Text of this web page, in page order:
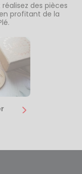
des pièces
profitant de la